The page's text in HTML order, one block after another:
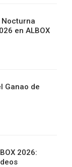
en ALBOX
Ganao de
2026: